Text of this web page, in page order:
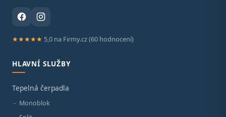
★★★★★ 5,0 na Firmy.cz (60 hodnocení)
HLAVNÍ SLUŽBY
Tepelná čerpadla
Monoblok